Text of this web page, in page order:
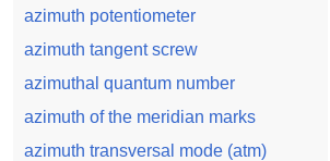
azimuth potentiometer
azimuth tangent screw
azimuthal quantum number
azimuth of the meridian marks
azimuth transversal mode (atm)